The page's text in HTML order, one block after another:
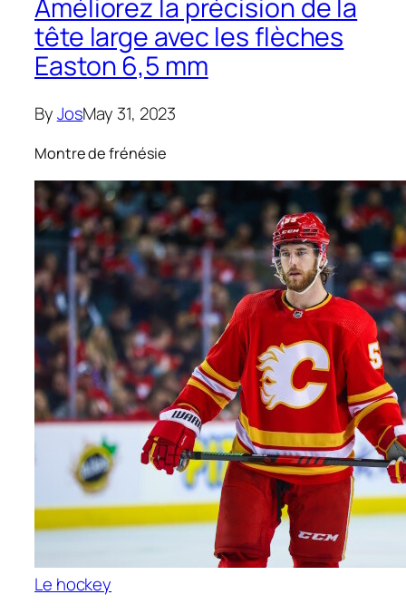
Améliorez la précision de la
tête large avec les flèches
Easton 6,5 mm
ByJosMay 31, 2023
Montre de frénésie
Le hockey